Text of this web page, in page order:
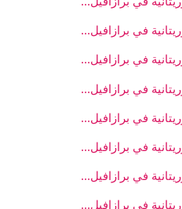
في برازافيل...
في برازافيل...
في برازافيل...
في برازافيل...
في برازافيل...
في برازافيل...
في برازافيل...